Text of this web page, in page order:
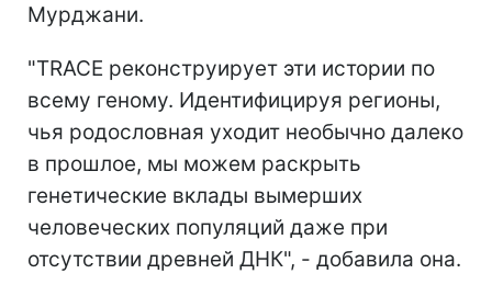
Мурджани.
"TRACE реконструирует эти истории по
всему геному. Идентифицируя регионы,
чья родословная уходит необычно далеко
в прошлое, мы можем раскрыть
генетические вклады вымерших
человеческих популяций даже при
отсутствии древней ДНК", - добавила она.